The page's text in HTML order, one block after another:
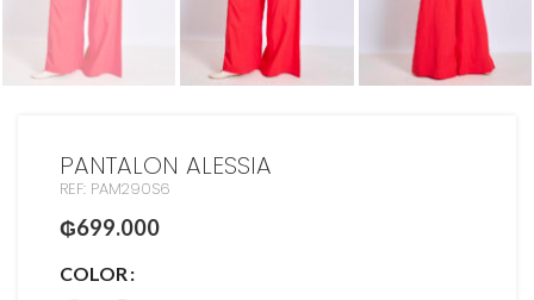
PANTALON ALESSIA
REF: PAM290S6
₲699.000
COLOR